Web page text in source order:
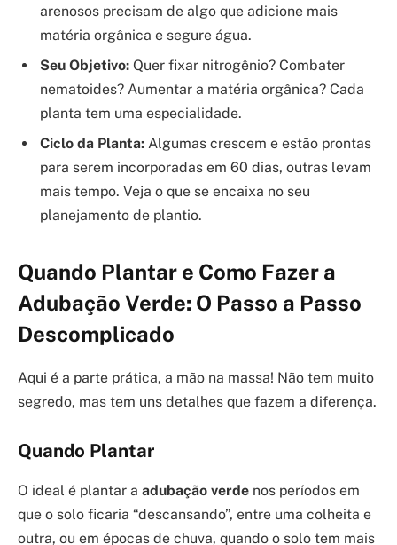
arenosos precisam de algo que adicione mais
matéria orgânica e segure água.
Seu Objetivo: Quer fixar nitrogênio? Combater
nematoides? Aumentar a matéria orgânica? Cada
planta tem uma especialidade.
Ciclo da Planta: Algumas crescem e estão prontas
para serem incorporadas em 60 dias, outras levam
mais tempo. Veja o que se encaixa no seu
planejamento de plantio.
Quando Plantar e Como Fazer a
Adubação Verde: O Passo a Passo
Descomplicado
Aqui é a parte prática, a mão na massa! Não tem muito
segredo, mas tem uns detalhes que fazem a diferença.
Quando Plantar
O ideal é plantar a adubação verde nos períodos em
que o solo ficaria “descansando”, entre uma colheita e
outra, ou em épocas de chuva, quando o solo tem mais